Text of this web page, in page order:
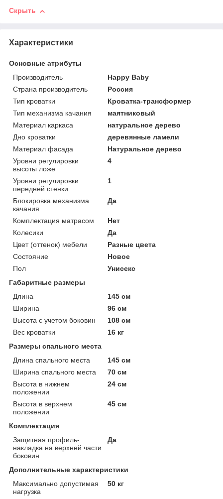
Скрыть
Характеристики
Основные атрибуты
Производитель
Happy Baby
Страна производитель
Россия
Тип кроватки
Кроватка-трансформер
Тип механизма качания
маятниковый
Материал каркаса
натуральное дерево
Дно кроватки
деревянные ламели
Материал фасада
Натуральное дерево
Уровни регулировки
высоты ложе
4
Уровни регулировки
передней стенки
1
Блокировка механизма
качания
Да
Комплектация матрасом
Нет
Колесики
Да
Цвет (оттенок) мебели
Разные цвета
Состояние
Новое
Пол
Унисекс
Габаритные размеры
Длина
145 см
Ширина
96 см
Высота с учетом боковин
108 см
Вес кроватки
16 кг
Размеры спального места
Длина спального места
145 см
Ширина спального места
70 см
Высота в нижнем
положении
24 см
Высота в верхнем
положении
45 см
Комплектация
Защитная профиль-
накладка на верхней части
боковин
Да
Дополнительные характеристики
Максимально допустимая
нагрузка
50 кг